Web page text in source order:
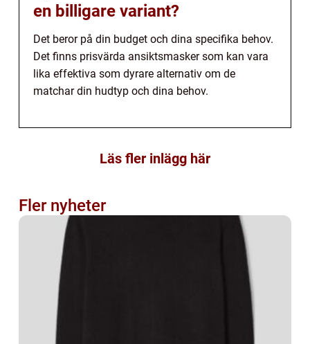
en billigare variant?
Det beror på din budget och dina specifika behov.
Det finns prisvärda ansiktsmasker som kan vara
lika effektiva som dyrare alternativ om de
matchar din hudtyp och dina behov.
Läs fler inlägg här
Fler nyheter